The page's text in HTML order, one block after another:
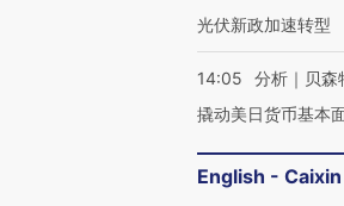
光伏新政加速转型
14:05
分析｜贝森
撬动美日货币基本
English -